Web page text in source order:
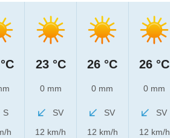
S
h
23 °C
0 mm
SV
12 km/h
26 °C
0 mm
SV
12 km/h
26 °C
0 mm
SV
12 km/h